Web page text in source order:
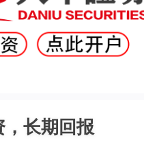
长期回报